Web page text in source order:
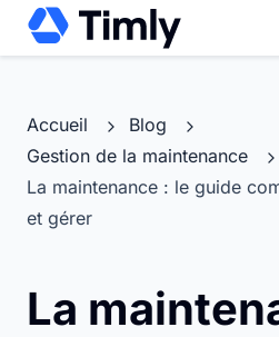
Accueil
Blog
Gestion de la maintenance
La maintenance : le guide
et gérer
La